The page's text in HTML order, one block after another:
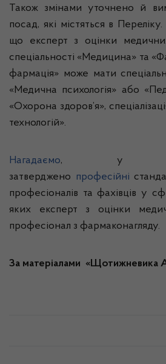
Також змінами уточнено й
посад, які містяться в
що експерт з оцінки
спеціальності «Медицина» та
фармація» може мати
«Медична психологія» або
«Охорона здоров’я»,
технологій».
Нагадаємо, у
затверджено
професійні
професіоналів та фахівців у
яких експерт з оцінки
професіонал з фармаконагляду.
За матеріалами